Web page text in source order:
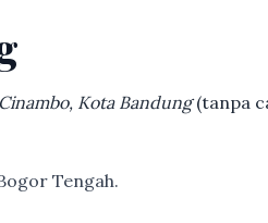
Kota Bandung(tanpa
Tengah.